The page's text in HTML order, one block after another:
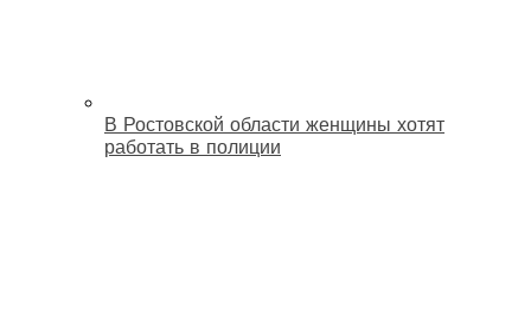
В Ростовской области женщины хотят
работать в полиции